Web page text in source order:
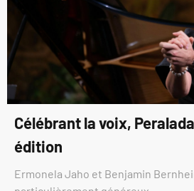
Célébrant la voix,
édition
Ermonela Jaho et Benjamin